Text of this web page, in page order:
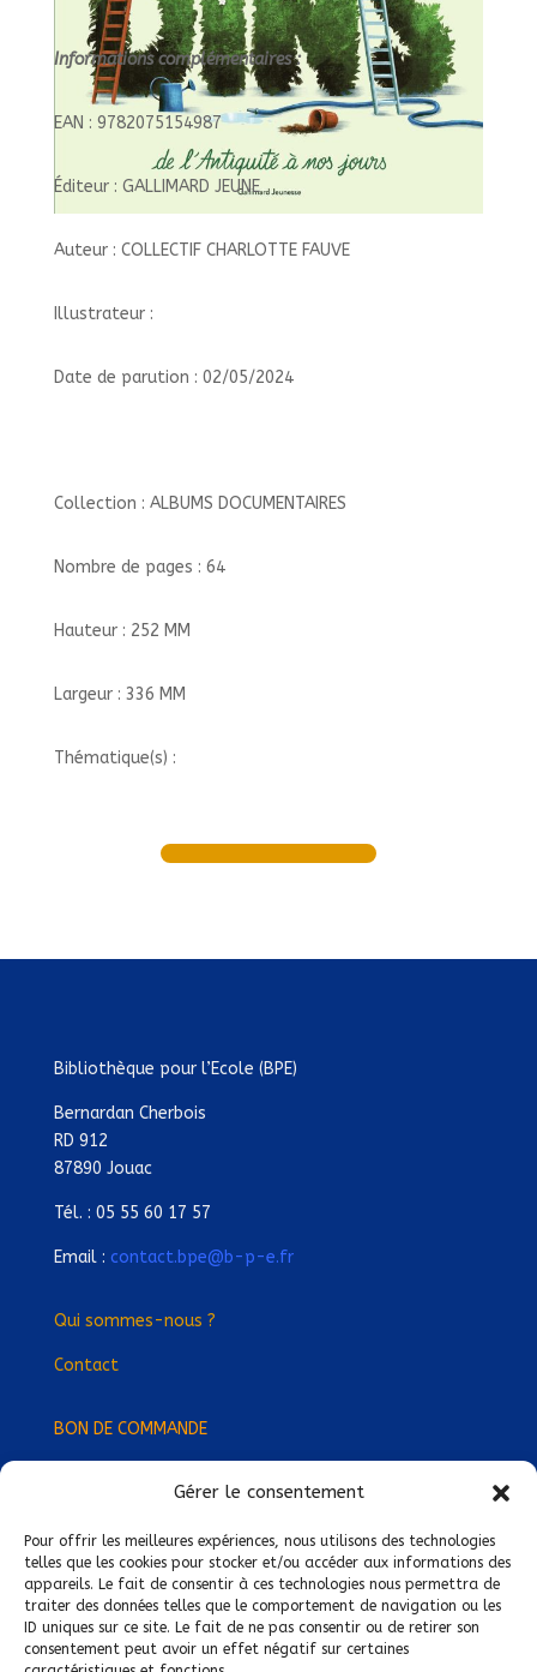
Gérer le consentement
Pour offrir les meilleures expériences, nous utilisons des technologies
telles que les cookies pour stocker et/ou accéder aux informations des
appareils. Le fait de consentir à ces technologies nous permettra de
traiter des données telles que le comportement de navigation ou les
ID uniques sur ce site. Le fait de ne pas consentir ou de retirer son
consentement peut avoir un effet négatif sur certaines
Informations complémentaires :
EAN : 9782075154987
Éditeur : GALLIMARD JEUNE
Auteur : COLLECTIF CHARLOTTE FAUVE
Illustrateur :
Date de parution : 02/05/2024
Collection : ALBUMS DOCUMENTAIRES
Nombre de pages : 64
Hauteur : 252 MM
Largeur : 336 MM
Thématique(s) :
Bibliothèque pour l’Ecole (BPE)
Bernardan Cherbois
RD 912
87890 Jouac
Tél. : 05 55 60 17 57
Email : contact.bpe@b-p-e.fr
Qui sommes-nous ?
Contact
BON DE COMMANDE
Devenez Délégué·e Régional·e !
Trouvez-nous près de chez vous !
Mentions légales
Conditions générales de vente